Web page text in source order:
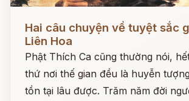
Hai câu chuyện về tuyệt sắc
Liên Hoa
Phật Thích Ca cũng thường nói,
thứ nơi thế gian đều là huyễn
tồn tại lâu được. Trăm năm đời